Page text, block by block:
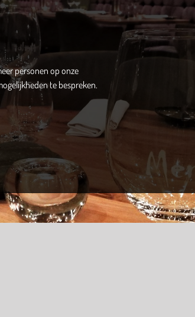
personen op onze
te bespreken.